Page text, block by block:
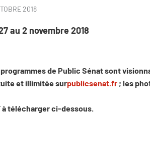
2018
au 2 novembre 2018
de Public Sénat sont
et illimitée surpublicsenat.fr ; les
à télécharger ci-dessous.